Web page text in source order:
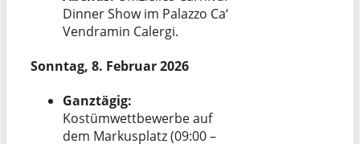
Dinner Show im Palazzo Ca‘
Vendramin Calergi.
Sonntag, 8. Februar 2026
Ganztägig:
Kostümwettbewerbe auf
dem Markusplatz (09:00 –